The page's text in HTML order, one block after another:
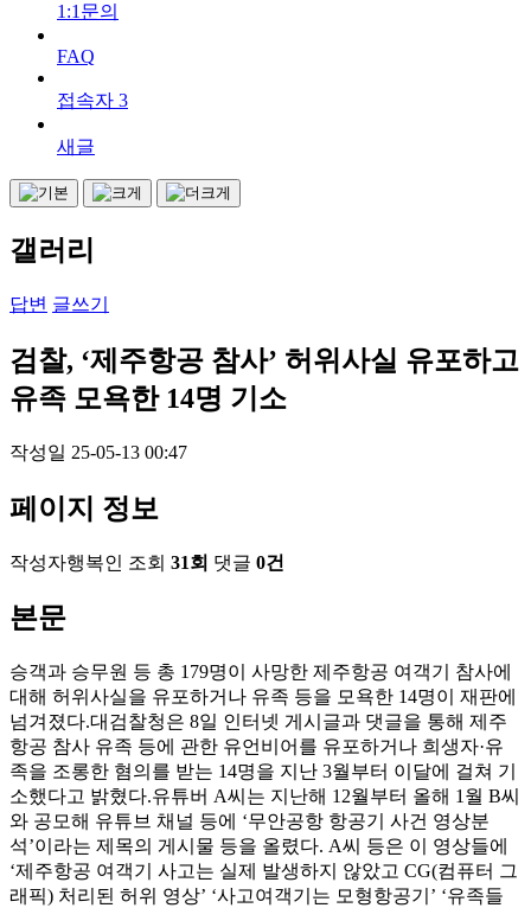
1:1문의
FAQ
접속자 3
새글
갤러리
답변 글쓰기
검찰, ‘제주항공 참사’ 허위사실 유포하고
유족 모욕한 14명 기소
작성일 25-05-13 00:47
페이지 정보
작성자행복인 조회 31회 댓글 0건
본문
승객과 승무원 등 총 179명이 사망한 제주항공 여객기 참사에
대해 허위사실을 유포하거나 유족 등을 모욕한 14명이 재판에
넘겨졌다.대검찰청은 8일 인터넷 게시글과 댓글을 통해 제주
항공 참사 유족 등에 관한 유언비어를 유포하거나 희생자·유
족을 조롱한 혐의를 받는 14명을 지난 3월부터 이달에 걸쳐 기
소했다고 밝혔다.유튜버 A씨는 지난해 12월부터 올해 1월 B씨
와 공모해 유튜브 채널 등에 ‘무안공항 항공기 사건 영상분
석’이라는 제목의 게시물 등을 올렸다. A씨 등은 이 영상들에
‘제주항공 여객기 사고는 실제 발생하지 않았고 CG(컴퓨터 그
래픽) 처리된 허위 영상’ ‘사고여객기는 모형항공기’ ‘유족들